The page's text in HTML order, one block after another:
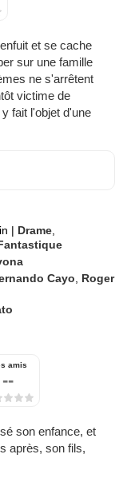
et se cache
sur une famille
ne s'arrêtent
victime de
fait l'objet d'une
| Drame
Cayo
Roger
amis
--
son enfance, et
après, son fils,